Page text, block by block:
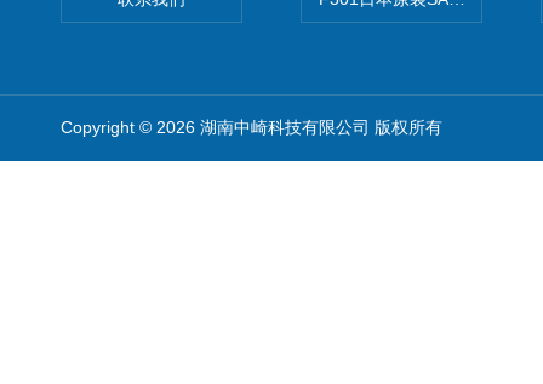
Copyright © 2026 湖南中崎科技有限公司 版权所有